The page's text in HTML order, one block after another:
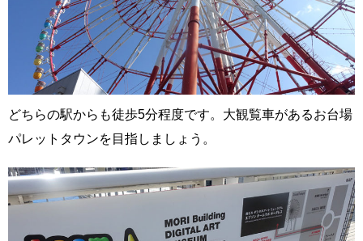
どちらの駅からも徒歩5分程度です。大観覧車があるお台場
パレットタウンを目指しましょう。